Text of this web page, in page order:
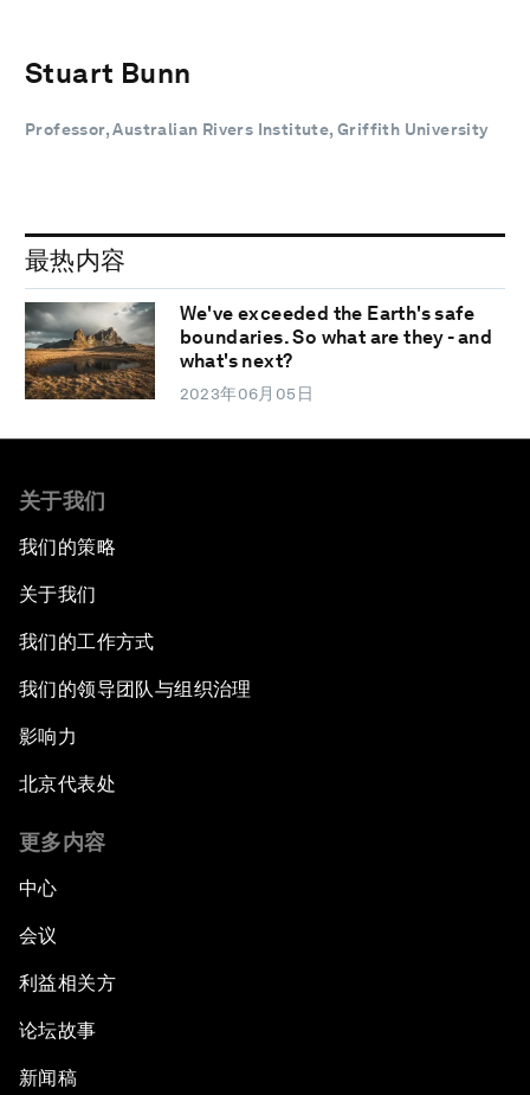
Stuart Bunn
Professor, Australian Rivers Institute, Griffith University
最热内容
We've exceeded the Earth's safe
boundaries. So what are they - and
what's next?
2023年06月05日
关于我们
我们的策略
关于我们
我们的工作方式
我们的领导团队与组织治理
影响力
北京代表处
更多内容
中心
会议
利益相关方
论坛故事
新闻稿